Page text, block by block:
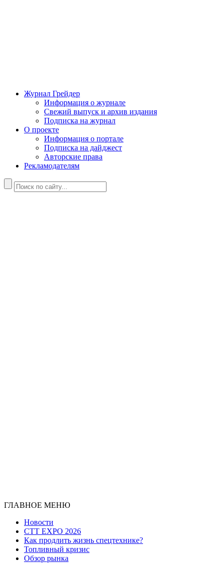
Журнал Грейдер
Информация о журнале
Свежий выпуск и архив издания
Подписка на журнал
О проекте
Информация о портале
Подписка на дайджест
Авторские права
Рекламодателям
ГЛАВНОЕ МЕНЮ
Новости
CTT EXPO 2026
Как продлить жизнь спецтехнике?
Топливный кризис
Обзор рынка